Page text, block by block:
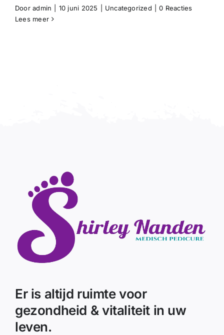
Dooradmin 10 juni 2025 Uncategorized
0 Reacties
Lees meer
Er is altijd ruimte voor
gezondheid & vitaliteit in uw
leven.